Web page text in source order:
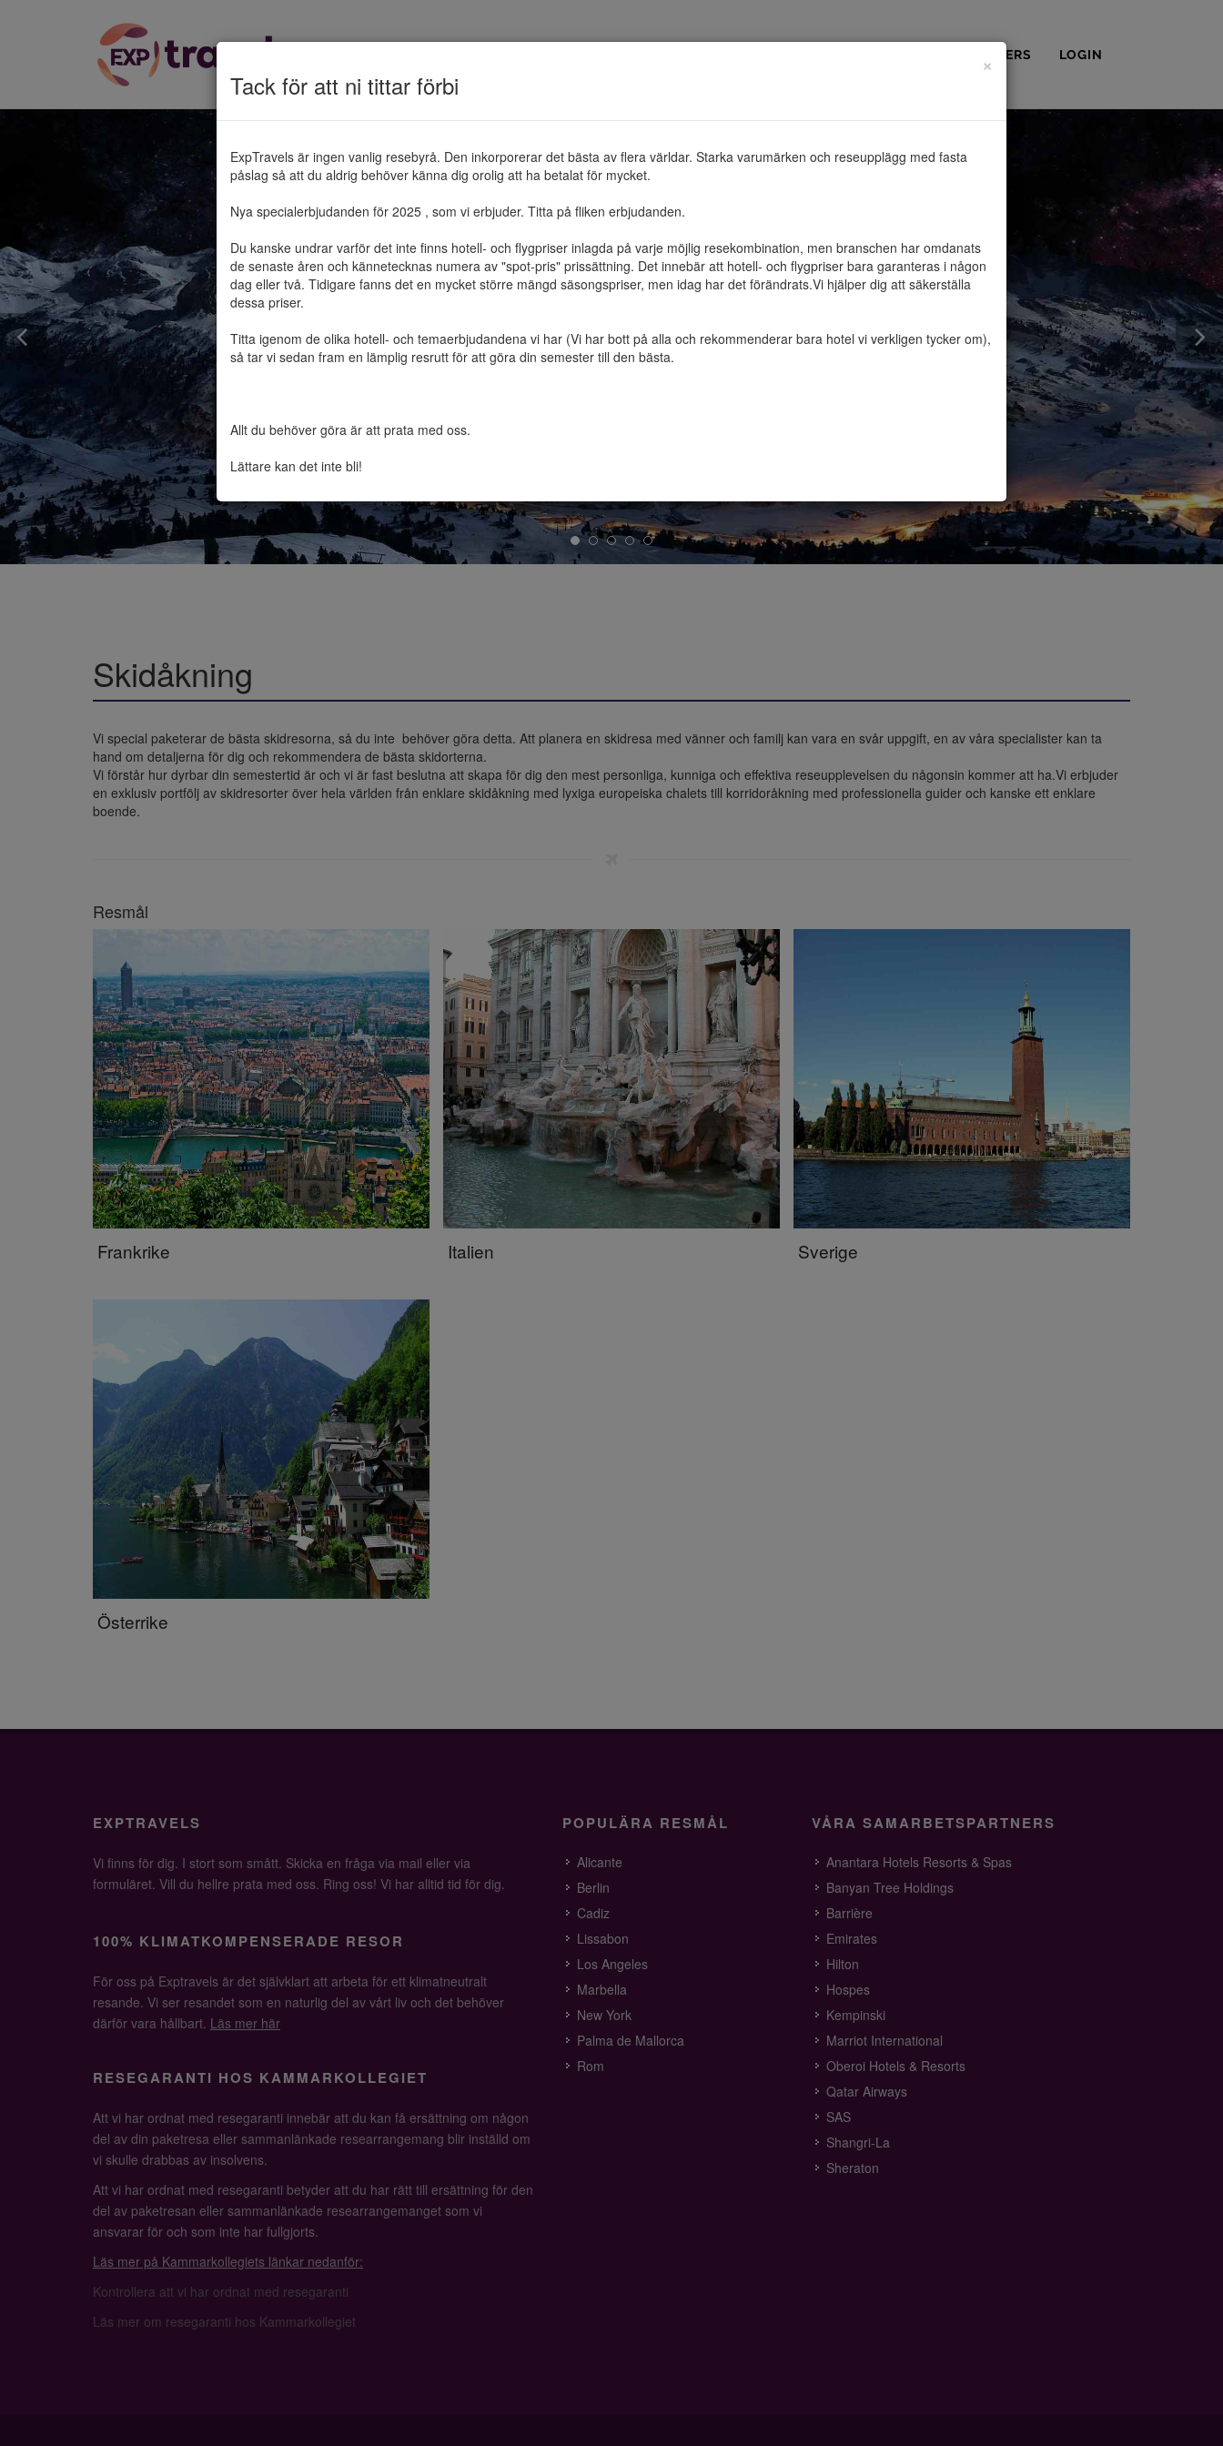
PARTNERS LOGIN
Tack för att ni tittar förbi
×
ExpTravels är ingen vanlig resebyrå. Den inkorporerar det bästa av flera världar. Starka varumärken och reseupplägg med fasta
påslag så att du aldrig behöver känna dig orolig att ha betalat för mycket.
Nya specialerbjudanden för 2025 , som vi erbjuder. Titta på fliken erbjudanden.
Du kanske undrar varför det inte finns hotell- och flygpriser inlagda på varje möjlig resekombination, men branschen har omdanats
de senaste åren och kännetecknas numera av "spot-pris" prissättning. Det innebär att hotell- och flygpriser bara garanteras i någon
dag eller två. Tidigare fanns det en mycket större mängd säsongspriser, men idag har det förändrats.Vi hjälper dig att säkerställa
dessa priser.
Titta igenom de olika hotell- och temaerbjudandena vi har (Vi har bott på alla och rekommenderar bara hotel vi verkligen tycker om),
så tar vi sedan fram en lämplig resrutt för att göra din semester till den bästa.
Allt du behöver göra är att prata med oss.
Lättare kan det inte bli!
Skidåkning
Vi special paketerar de bästa skidresorna, så du inte  behöver göra detta. Att planera en skidresa med vänner och familj kan vara en svår uppgift, en av våra specialister kan ta
hand om detaljerna för dig och rekommendera de bästa skidorterna.
Vi förstår hur dyrbar din semestertid är och vi är fast beslutna att skapa för dig den mest personliga, kunniga och effektiva reseupplevelsen du någonsin kommer att ha.Vi erbjuder
en exklusiv portfölj av skidresorter över hela världen från enklare skidåkning med lyxiga europeiska chalets till korridoråkning med professionella guider och kanske ett enklare
boende.
Resmål
Frankrike Italien Sverige
Österrike
EXPTRAVELS
Vi finns för dig. I stort som smått. Skicka en fråga via mail eller via
formuläret. Vill du hellre prata med oss. Ring oss! Vi har alltid tid för dig.
100% KLIMATKOMPENSERADE RESOR
För oss på Exptravels är det självklart att arbeta för ett klimatneutralt
resande. Vi ser resandet som en naturlig del av vårt liv och det behöver
därför vara hållbart. Läs mer här
RESEGARANTI HOS KAMMARKOLLEGIET
Att vi har ordnat med resegaranti innebär att du kan få ersättning om någon
del av din paketresa eller sammanlänkade researrangemang blir inställd om
vi skulle drabbas av insolvens.
Att vi har ordnat med resegaranti betyder att du har rätt till ersättning för den
del av paketresan eller sammanlänkade researrangemanget som vi
ansvarar för och som inte har fullgjorts.
Läs mer på Kammarkollegiets länkar nedanför:
Kontrollera att vi har ordnat med resegaranti
Läs mer om resegaranti hos Kammarkollegiet
POPULÄRA RESMÅL
Alicante
Berlin
Cadiz
Lissabon
Los Angeles
Marbella
New York
Palma de Mallorca
Rom
VÅRA SAMARBETSPARTNERS
Anantara Hotels Resorts & Spas
Banyan Tree Holdings
Barrière
Emirates
Hilton
Hospes
Kempinski
Marriot International
Oberoi Hotels & Resorts
Qatar Airways
SAS
Shangri-La
Sheraton